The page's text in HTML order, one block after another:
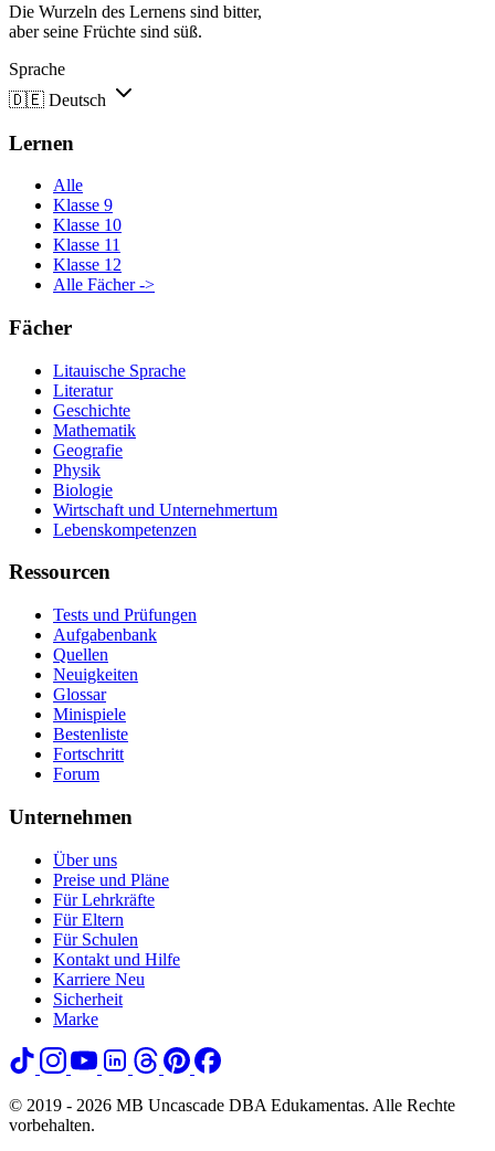
Die Wurzeln des Lernens sind bitter,
aber seine Früchte sind süß.
Sprache
🇩🇪 Deutsch
Lernen
Alle
Klasse 9
Klasse 10
Klasse 11
Klasse 12
Alle Fächer ->
Fächer
Litauische Sprache
Literatur
Geschichte
Mathematik
Geografie
Physik
Biologie
Wirtschaft und Unternehmertum
Lebenskompetenzen
Ressourcen
Tests und Prüfungen
Aufgabenbank
Quellen
Neuigkeiten
Glossar
Minispiele
Bestenliste
Fortschritt
Forum
Unternehmen
Über uns
Preise und Pläne
Für Lehrkräfte
Für Eltern
Für Schulen
Kontakt und Hilfe
Karriere Neu
Sicherheit
Marke
© 2019 - 2026 MB Uncascade DBA Edukamentas. Alle Rechte
vorbehalten.